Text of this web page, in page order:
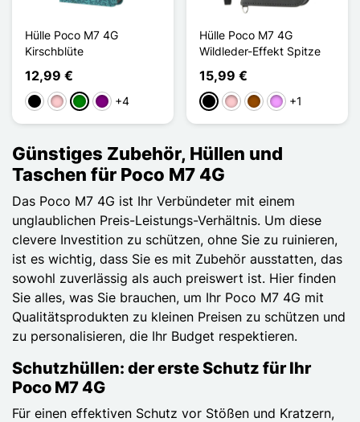
Hülle Poco M7 4G
Kirschblüte
12,99 €
Schwarz
PinkGrünViolett
+4
Hülle Poco M7 4G
Wildleder-Effekt Spitze
15,99 €
Schwarz
PinkBraunHellviolett
+1
Günstiges Zubehör, Hüllen und
Taschen für Poco M7 4G
Das Poco M7 4G ist Ihr Verbündeter mit einem
unglaublichen Preis-Leistungs-Verhältnis. Um diese
clevere Investition zu schützen, ohne Sie zu ruinieren,
ist es wichtig, dass Sie es mit Zubehör ausstatten, das
sowohl zuverlässig als auch preiswert ist. Hier finden
Sie alles, was Sie brauchen, um Ihr Poco M7 4G mit
Qualitätsprodukten zu kleinen Preisen zu schützen und
zu personalisieren, die Ihr Budget respektieren.
Schutzhüllen: der erste Schutz für Ihr
Poco M7 4G
Für einen effektiven Schutz vor Stößen und Kratzern,